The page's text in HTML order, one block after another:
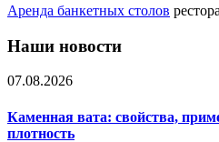
Аренда банкетных столов
Наши новости
07.08.2026
Каменная вата: свойства,
плотность